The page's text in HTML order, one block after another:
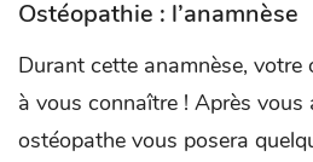
Ostéopathie : l’anamnèse
Durant cette anamnèse, votre
à vous connaître ! Après vous
ostéopathe vous posera